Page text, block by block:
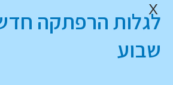
X
לגלות הרפתקה
שבוע